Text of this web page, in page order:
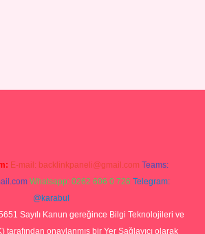
E-mail: backlinkpaneli@gmail.com Teams:
Whatsapp: 0262 606 0 726 Telegram:
@karabul
Sayılı Kanun gereğince Bilgi Teknolojileri ve
tarafından onaylanmış bir Yer Sağlayıcı olarak